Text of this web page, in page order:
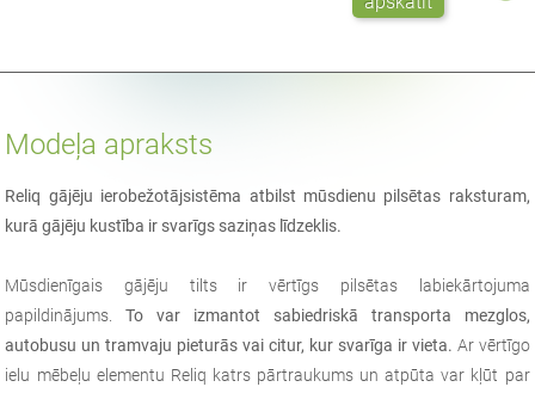
Modeļa apraksts
Reliq gājēju ierobežotājsistēma atbilst mūsdienu pilsētas raksturam,
kurā gājēju kustība ir svarīgs saziņas līdzeklis.
Mūsdienīgais gājēju tilts ir vērtīgs pilsētas labiekārtojuma
papildinājums.To var izmantot sabiedriskā transporta mezglos,
autobusu un tramvaju pieturās vai citur, kur svarīga ir vieta. Ar vērtīgo
ielu mēbeļu elementu Reliq katrs pārtraukums un atpūta var kļūt par